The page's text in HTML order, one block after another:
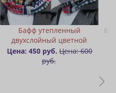
Бафф «Шарф-труба» разные
цвета
Цена: 250 руб.